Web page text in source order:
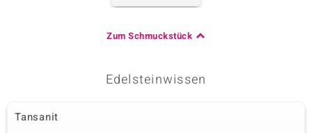
Herkunft
Tansanit
Zum Schmuckstück
Edelsteinwissen
Tansanit